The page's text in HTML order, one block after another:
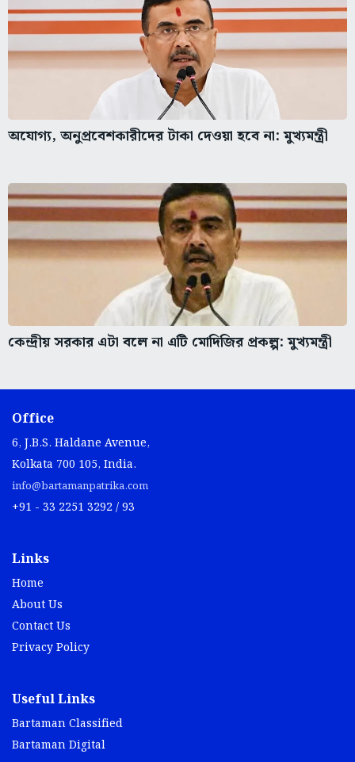
অযোগ্য, অনুপ্রবেশকারীদের টাকা দেওয়া হবে না: মুখ্যমন্ত্রী
কেন্দ্রীয় সরকার এটা বলে না এটি মোদিজির প্রকল্প: মুখ্যমন্ত্রী
Office
6, J.B.S. Haldane Avenue,
Kolkata 700 105, India.
info@bartamanpatrika.com
+91 - 33 2251 3292 / 93
Links
Home
About Us
Contact Us
Privacy Policy
Useful Links
Bartaman Classified
Bartaman Digital